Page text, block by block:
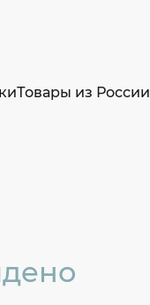
Товары из России